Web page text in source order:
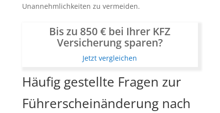
Unannehmlichkeiten zu vermeiden.
Bis zu 850 € bei Ihrer KFZ
Versicherung sparen?
Jetzt vergleichen
Häufig gestellte Fragen zur
Führerscheinänderung nach